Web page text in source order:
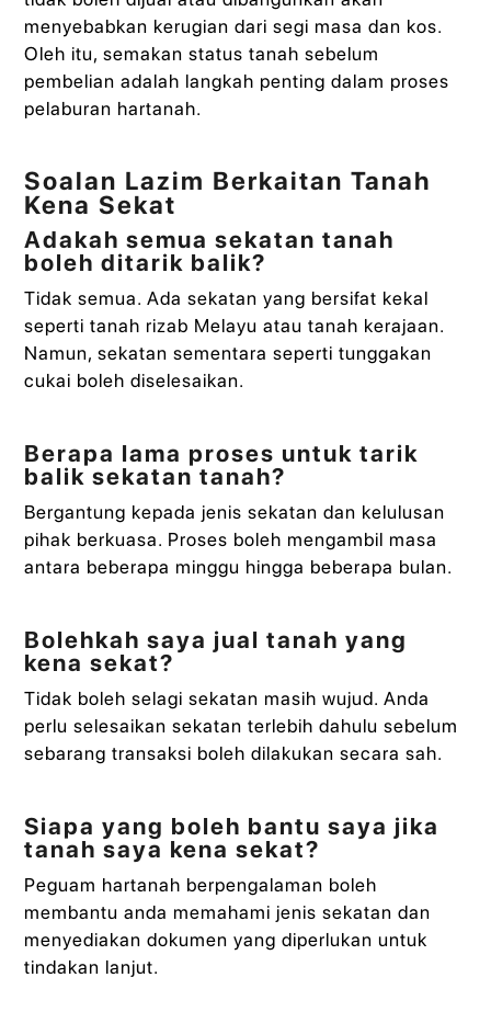
menyebabkan kerugian dari segi masa dan kos.
Oleh itu, semakan status tanah sebelum
pembelian adalah langkah penting dalam proses
pelaburan hartanah.
Soalan Lazim Berkaitan Tanah
Kena Sekat
Adakah semua sekatan tanah
boleh ditarik balik?
Tidak semua. Ada sekatan yang bersifat kekal
seperti tanah rizab Melayu atau tanah kerajaan.
Namun, sekatan sementara seperti tunggakan
cukai boleh diselesaikan.
Berapa lama proses untuk tarik
balik sekatan tanah?
Bergantung kepada jenis sekatan dan kelulusan
pihak berkuasa. Proses boleh mengambil masa
antara beberapa minggu hingga beberapa bulan.
Bolehkah saya jual tanah yang
kena sekat?
Tidak boleh selagi sekatan masih wujud. Anda
perlu selesaikan sekatan terlebih dahulu sebelum
sebarang transaksi boleh dilakukan secara sah.
Siapa yang boleh bantu saya jika
tanah saya kena sekat?
Peguam hartanah berpengalaman boleh
membantu anda memahami jenis sekatan dan
menyediakan dokumen yang diperlukan untuk
tindakan lanjut.